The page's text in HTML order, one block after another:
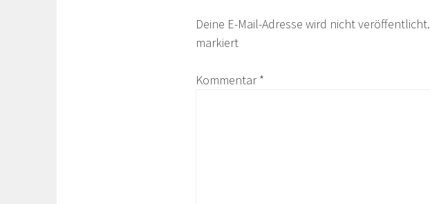
Deine E-Mail-Adresse wird nicht veröffentlicht.
markiert
Kommentar*